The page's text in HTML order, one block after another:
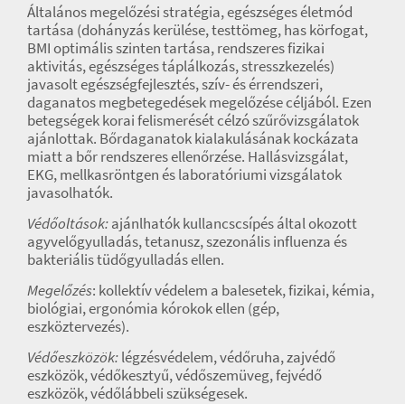
Általános megelőzési stratégia, egészséges életmód
tartása (dohányzás kerülése, testtömeg, has körfogat,
BMI optimális szinten tartása, rendszeres fizikai
aktivitás, egészséges táplálkozás, stresszkezelés)
javasolt egészségfejlesztés, szív- és érrendszeri,
daganatos megbetegedések megelőzése céljából. Ezen
betegségek korai felismerését célzó szűrővizsgálatok
ajánlottak. Bőrdaganatok kialakulásának kockázata
miatt a bőr rendszeres ellenőrzése. Hallásvizsgálat,
EKG, mellkasröntgen és laboratóriumi vizsgálatok
javasolhatók.
Védőoltások:ajánlhatók kullancscsípés által okozott
agyvelőgyulladás, tetanusz, szezonális influenza és
bakteriális tüdőgyulladás ellen.
Megelőzés: kollektív védelem a balesetek, fizikai, kémia,
biológiai, ergonómia kórokok ellen (gép,
eszköztervezés).
Védőeszközök:légzésvédelem, védőruha, zajvédő
eszközök, védőkesztyű, védőszemüveg, fejvédő
eszközök, védőlábbeli szükségesek.